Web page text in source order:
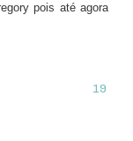
pois até agora